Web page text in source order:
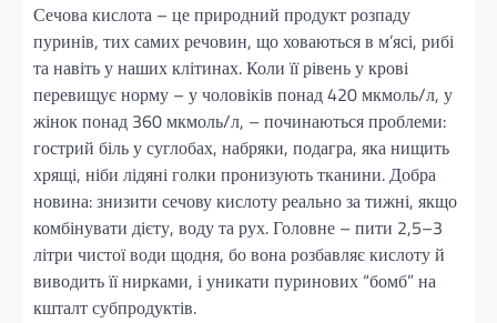
Сечова кислота – це природний продукт розпаду
пуринів, тих самих речовин, що ховаються в м’ясі, рибі
та навіть у наших клітинах. Коли її рівень у крові
перевищує норму – у чоловіків понад 420 мкмоль/л, у
жінок понад 360 мкмоль/л, – починаються проблеми:
гострий біль у суглобах, набряки, подагра, яка нищить
хрящі, ніби лідяні голки пронизують тканини. Добра
новина: знизити сечову кислоту реально за тижні, якщо
комбінувати дієту, воду та рух. Головне – пити 2,5–3
літри чистої води щодня, бо вона розбавляє кислоту й
виводить її нирками, і уникати пуринових “бомб” на
кшталт субпродуктів.